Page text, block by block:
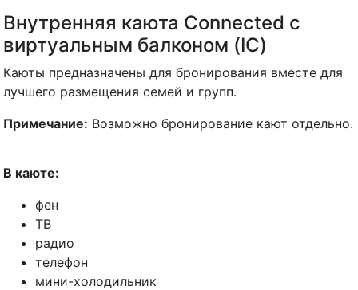
Внутренняя каюта Connected с
виртуальным балконом (IC)
Каюты предназначены для бронирования вместе для
лучшего размещения семей и групп.
Примечание: Возможно бронирование кают отдельно.
В каюте:
фен
ТВ
радио
телефон
мини-холодильник